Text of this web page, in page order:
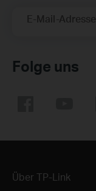
E-Mail-Adresse
Folge uns
Über TP-Link